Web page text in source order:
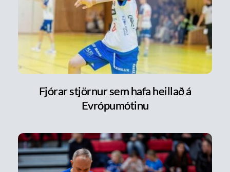
Fjórar stjörnur sem hafa heillað á
Evrópumótinu